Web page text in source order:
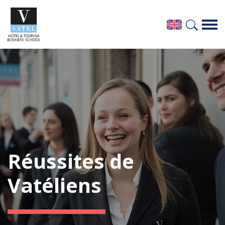
Réussites de
Vatéliens